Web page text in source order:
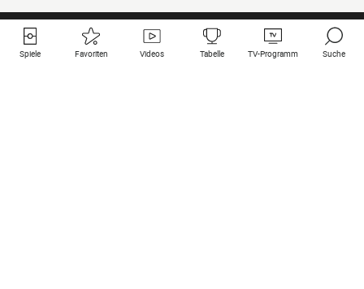
Spiele Favoriten Videos Tabelle TV-Programm Suche